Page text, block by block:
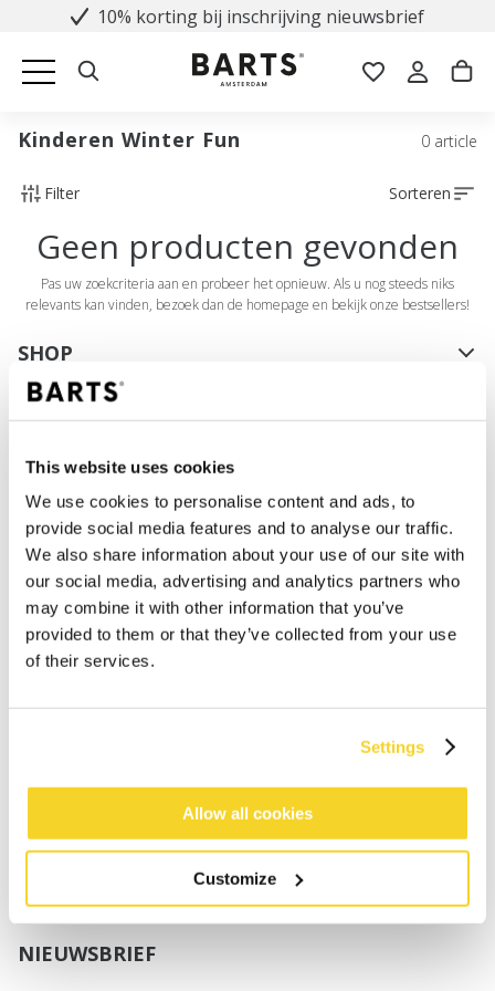
This website uses cookies
We use cookies to personalise content and ads, to
provide social media features and to analyse our traffic.
We also share information about your use of our site with
our social media, advertising and analytics partners who
may combine it with other information that you’ve
provided to them or that they’ve collected from your use
of their services.
Settings
Allow all cookies
Customize
10% korting bij inschrijving nieuwsbrief
Kinderen Winter Fun 0 article
Filter Sorteren
Geen producten gevonden
Pas uw zoekcriteria aan en probeer het opnieuw. Als u nog steeds niks
relevants kan vinden, bezoek dan de homepage en bekijk onze bestsellers!
SHOP
Meisjes
Jongens
Baby's
SUPPORT
Maattabellen
Verzenden
UV-Beschermingsnorm
Privacy Policy
NIEUWSBRIEF